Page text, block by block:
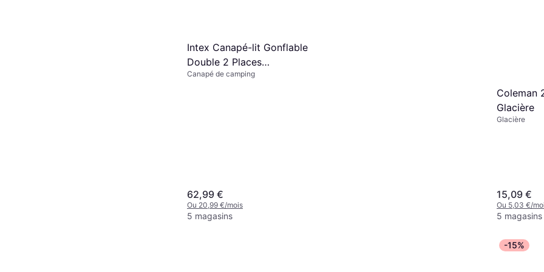
Intex Canapé-lit Gonflable
Double 2 Places
203x224x66
Canapé de camping
62,99 €
Ou 20,99 €/mois
5 magasins
Coleman
Glacière
Glacière
15,09 €
Ou 5,03 €/
5 magasins
-15%